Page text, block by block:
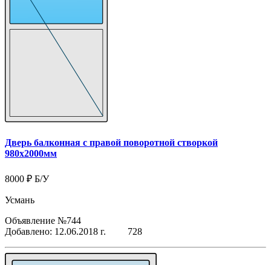
Дверь балконная с правой поворотной створкой
980x2000мм
8000 ₽ Б/У
Усмань
Объявление №744
Добавлено: 12.06.2018 г.
728